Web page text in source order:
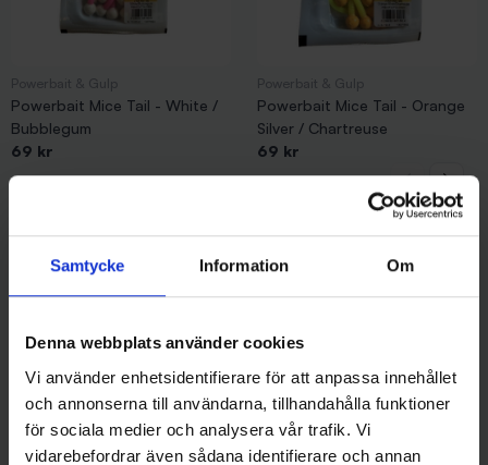
Samtycke Information Om
Denna webbplats använder cookies
Vi använder enhetsidentifierare för att anpassa innehållet
och annonserna till användarna, tillhandahålla funktioner
för sociala medier och analysera vår trafik. Vi
vidarebefordrar även sådana identifierare och annan
Powerbait Mice Tail - White /
Bubblegum
69 kr
Powerbait Mice Tail - Orange
Silver / Chartreuse
69 kr
Andra gillade även